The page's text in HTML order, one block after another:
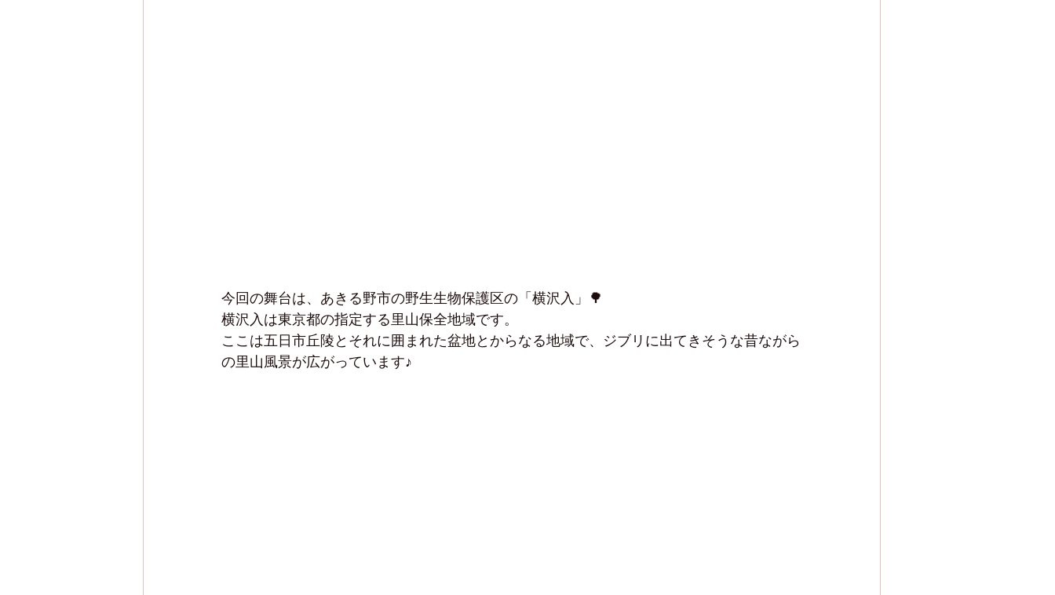
今回の舞台は、あきる野市の野生生物保護区の「横沢入」🌳
横沢入は東京都の指定する里山保全地域です。
ここは五日市丘陵とそれに囲まれた盆地とからなる地域で、ジブリに出てきそうな昔ながら
の里山風景が広がっています♪